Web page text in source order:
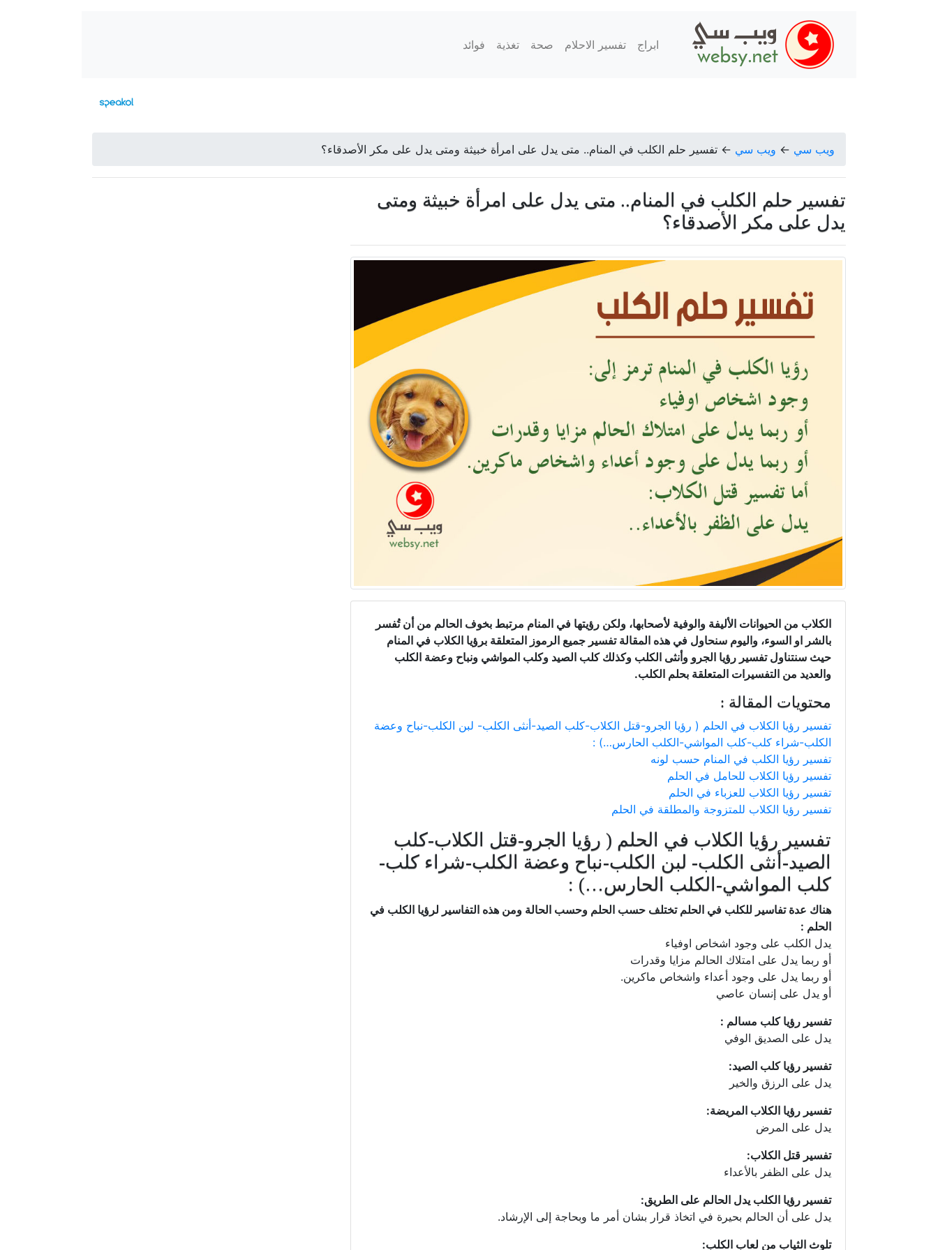
ابراج تفسير الاحلام صحة تغذية فوائد
ويب سي ← ويب سي ← تفسير حلم الكلب في المنام.. متى يدل على امرأة خبيثة ومتى يدل على مكر الأصدقاء؟
تفسير حلم الكلب في المنام.. متى يدل على امرأة خبيثة ومتى
يدل على مكر الأصدقاء؟
الكلاب من الحيوانات الأليفة والوفية لأصحابها، ولكن رؤيتها في المنام مرتبط بخوف الحالم من أن تُفسر
بالشر او السوء، واليوم سنحاول في هذه المقالة تفسير جميع الرموز المتعلقة برؤيا الكلاب في المنام
حيث سنتناول تفسير رؤيا الجرو وأنثى الكلب وكذلك كلب الصيد وكلب المواشي ونباح وعضة الكلب
والعديد من التفسيرات المتعلقة بحلم الكلب.
محتويات المقالة :
تفسير رؤيا الكلاب في الحلم ( رؤيا الجرو-قتل الكلاب-كلب الصيد-أنثى الكلب- لبن الكلب-نباح وعضة
الكلب-شراء كلب-كلب المواشي-الكلب الحارس…) :
تفسير رؤيا الكلب في المنام حسب لونه
تفسير رؤيا الكلاب للحامل في الحلم
تفسير رؤيا الكلاب للعزباء في الحلم
تفسير رؤيا الكلاب للمتزوجة والمطلقة في الحلم
تفسير رؤيا الكلاب في الحلم ( رؤيا الجرو-قتل الكلاب-كلب
الصيد-أنثى الكلب- لبن الكلب-نباح وعضة الكلب-شراء كلب-
كلب المواشي-الكلب الحارس…) :
هناك عدة تفاسير للكلب في الحلم تختلف حسب الحلم وحسب الحالة ومن هذه التفاسير لرؤيا الكلب في
الحلم :
يدل الكلب على وجود اشخاص اوفياء
أو ربما يدل على امتلاك الحالم مزايا وقدرات
أو ربما يدل على وجود أعداء واشخاص ماكرين.
أو يدل على إنسان عاصي
تفسير رؤيا كلب مسالم :
يدل على الصديق الوفي
تفسير رؤيا كلب الصيد:
يدل على الرزق والخير
تفسير رؤيا الكلاب المريضة:
يدل على المرض
تفسير قتل الكلاب:
يدل على الظفر بالأعداء
تفسير رؤيا الكلب يدل الحالم على الطريق:
يدل على أن الحالم بحيرة في اتخاذ قرار بشان أمر ما وبحاجة إلى الإرشاد.
تلوث الثياب من لعاب الكلب: